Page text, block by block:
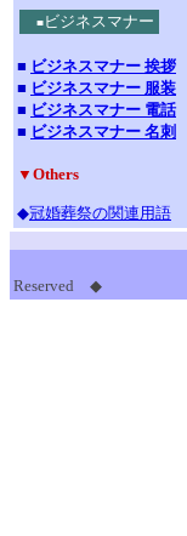
■ビジネスマナー
■ ビジネスマナー 挨拶
■ ビジネスマナー 服装
■ ビジネスマナー 電話
■ ビジネスマナー 名刺
▼Others
◆冠婚葬祭の関連用語
Reserved ◆